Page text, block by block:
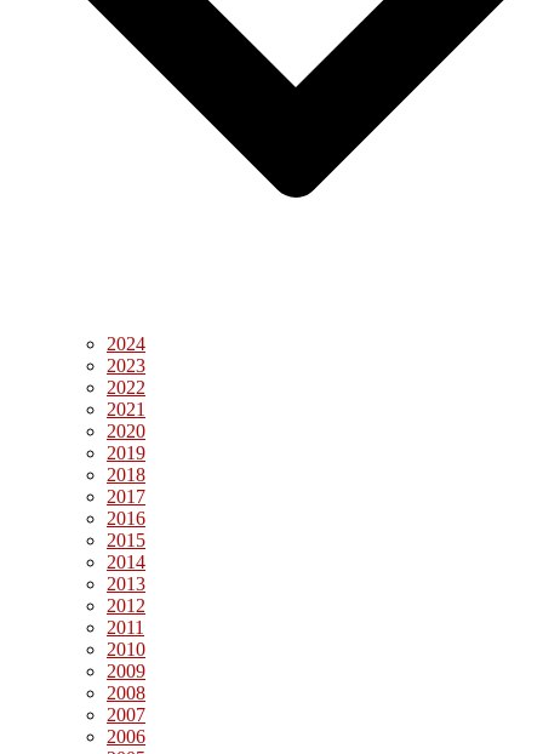
2024
2023
2022
2021
2020
2019
2018
2017
2016
2015
2014
2013
2012
2011
2010
2009
2008
2007
2006